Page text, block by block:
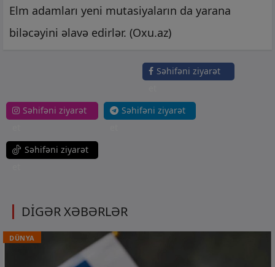
Elm adamları yeni mutasiyaların da yarana
biləcəyini əlavə edirlər. (Oxu.az)
Səhifəni ziyarət
Səhifəni ziyarət
Səhifəni ziyarət
Səhifəni ziyarət
DİGƏR XƏBƏRLƏR
DÜNYA